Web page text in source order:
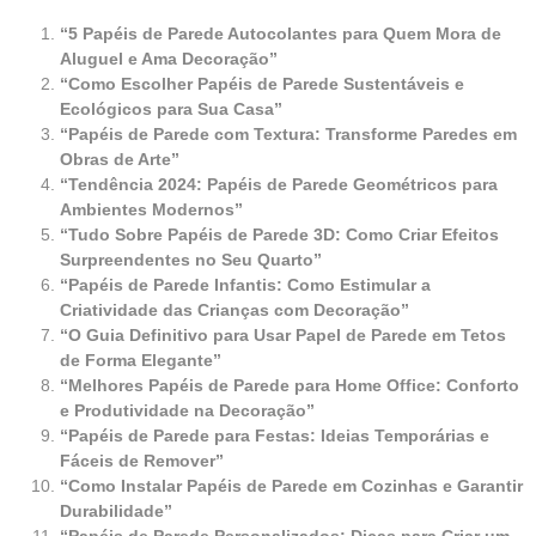
“5 Papéis de Parede Autocolantes para Quem Mora de
Aluguel e Ama Decoração”
“Como Escolher Papéis de Parede Sustentáveis e
Ecológicos para Sua Casa”
“Papéis de Parede com Textura: Transforme Paredes em
Obras de Arte”
“Tendência 2024: Papéis de Parede Geométricos para
Ambientes Modernos”
“Tudo Sobre Papéis de Parede 3D: Como Criar Efeitos
Surpreendentes no Seu Quarto”
“Papéis de Parede Infantis: Como Estimular a
Criatividade das Crianças com Decoração”
“O Guia Definitivo para Usar Papel de Parede em Tetos
de Forma Elegante”
“Melhores Papéis de Parede para Home Office: Conforto
e Produtividade na Decoração”
“Papéis de Parede para Festas: Ideias Temporárias e
Fáceis de Remover”
“Como Instalar Papéis de Parede em Cozinhas e Garantir
Durabilidade”